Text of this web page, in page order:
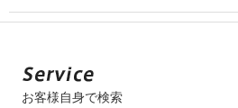
お客様自身で検索